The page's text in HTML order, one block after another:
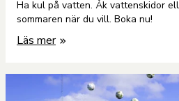
Ha kul på vatten. Åk vattenskidor
sommaren när du vill. Boka nu!
Läs mer